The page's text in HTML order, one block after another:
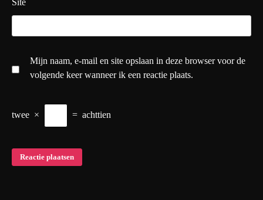
Site
Mijn naam, e-mail en site opslaan in deze browser voor de
volgende keer wanneer ik een reactie plaats.
twee × = achttien